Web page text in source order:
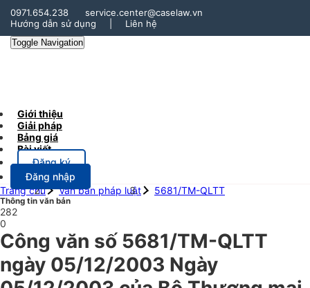
0971.654.238
service.center@caselaw.vn
Hướng dẫn sử dụng
Liên hệ
Toggle Navigation
Giới thiệu
Giải pháp
Bảng giá
Bài viết
Đăng ký
Đăng nhập
Trang chủ
Văn bản pháp luật 5681/TM-QLTT
Thông tin văn bản
282
0
Công văn số 5681/TM-QLTT
ngày 05/12/2003 Ngày